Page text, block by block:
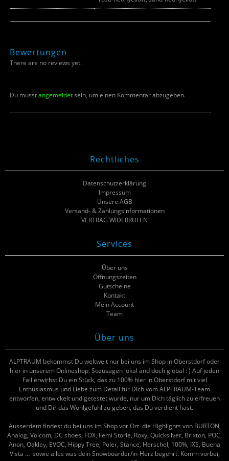
Bewertungen
There are no reviews yet.
Du musstangemeldetsein, um einen Kommentar abzugeben.
Rechtliches
Datenschutzerklärung
Impressum
Unsere AGB
Versand- & Zahlungsinformationen
VERTRAG WIDERRUFEN
Services
Über uns
Öffnungszeiten
Gutscheine
Kontakt
Mein Account
Team
Über uns
ALPTRAUM bekommst Du weltweit nur bei uns im Shop in Oberstdorf oder
hier in unserem Onlineshop. Sozusagen lokal and doch global : ) Auf jeden
Fall erwirbst Du ein Stück, das zu 100% hier in Oberstdorf mit viel
Enthusiasmus und Liebe zum Detail für Dich vom ALPTRAUM-Team
entworfen, entwickelt und getestet wurde, nur um Dich täglich zu erfreuen
und Dir das Wohlgefühl zu geben, das Du verdient hast.
Ausserdem findest du bei uns im Shop vor Ort die Highlights von BURTON,
Analog, Volcom, DC shoes, FOX, Femi Storie, Roxy, Quicksilver, Brixton, POC,
Anon, Oakley, EVOC, Hippy Tree, Poler, Stance, Herschel, 100%, IXS, Buena
Vista … sowie alles was dein Snowboarder/in-Herz begehrt. Komm vorbei,